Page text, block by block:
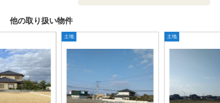
他の取り扱い物件
土地 土地